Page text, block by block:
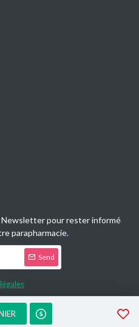
pour rester informé
parapharmacie.
Send
Rights Reserved.